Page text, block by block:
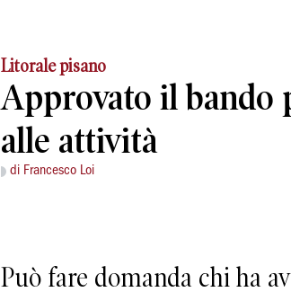
Litorale pisano
Approvato il bando
alle attività
di Francesco Loi
Può fare domanda chi ha